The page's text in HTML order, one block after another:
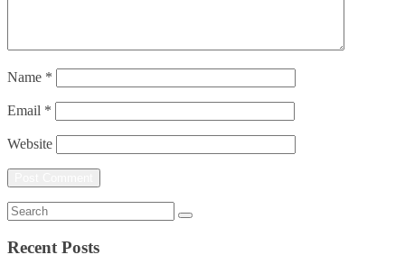
Name *
Email *
Website
Recent Posts